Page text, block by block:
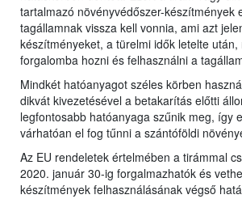
tartalmazó növényvédőszer-készítmények
tagállamnak vissza kell vonnia, ami azt
készítményeket, a türelmi idők letelte után,
forgalomba hozni és felhasználni a
Mindkét hatóanyagot széles körben
dikvát kivezetésével a betakarítás előtti
legfontosabb hatóanyaga szűnik meg, így
várhatóan el fog tűnni a szántóföldi
Az EU rendeletek értelmében a tirámmal
2020. január 30-ig forgalmazhatók és
készítmények felhasználásának végső